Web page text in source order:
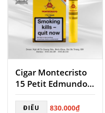
Cigar Montecristo
15 Petit Edmundo
Tubos
ĐIẾU 830.000₫